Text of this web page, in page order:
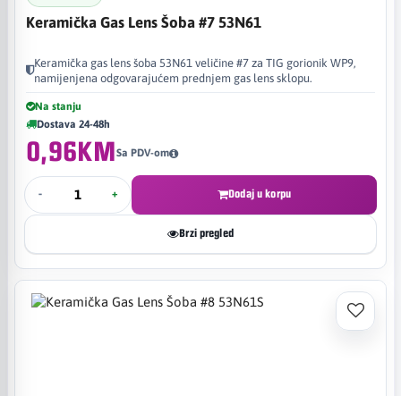
Keramička Gas Lens Šoba #7 53N61
Keramička gas lens šoba 53N61 veličine #7 za TIG gorionik WP9,
namijenjena odgovarajućem prednjem gas lens sklopu.
Na stanju
Dostava 24-48h
0,96KMSa PDV-om
- + Dodaj u korpu
Brzi pregled